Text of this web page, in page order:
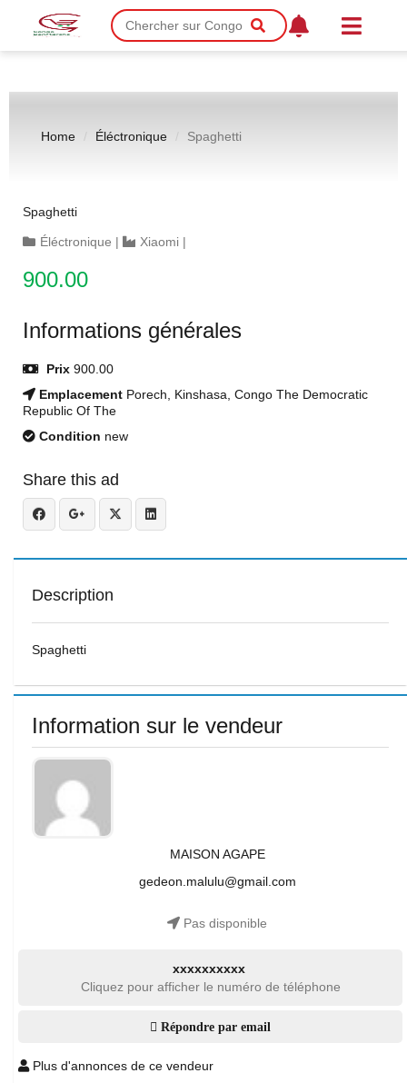
Home Éléctronique Spaghetti
Spaghetti
Éléctronique | Xiaomi |
900.00
Informations générales
Prix 900.00
Emplacement Porech, Kinshasa, Congo The Democratic
Republic Of The
Condition new
Share this ad
Description
Spaghetti
Information sur le vendeur
MAISON AGAPE
gedeon.malulu@gmail.com
Pas disponible
xxxxxxxxxx
Cliquez pour afficher le numéro de téléphone
Répondre par email
Plus d'annonces de ce vendeur